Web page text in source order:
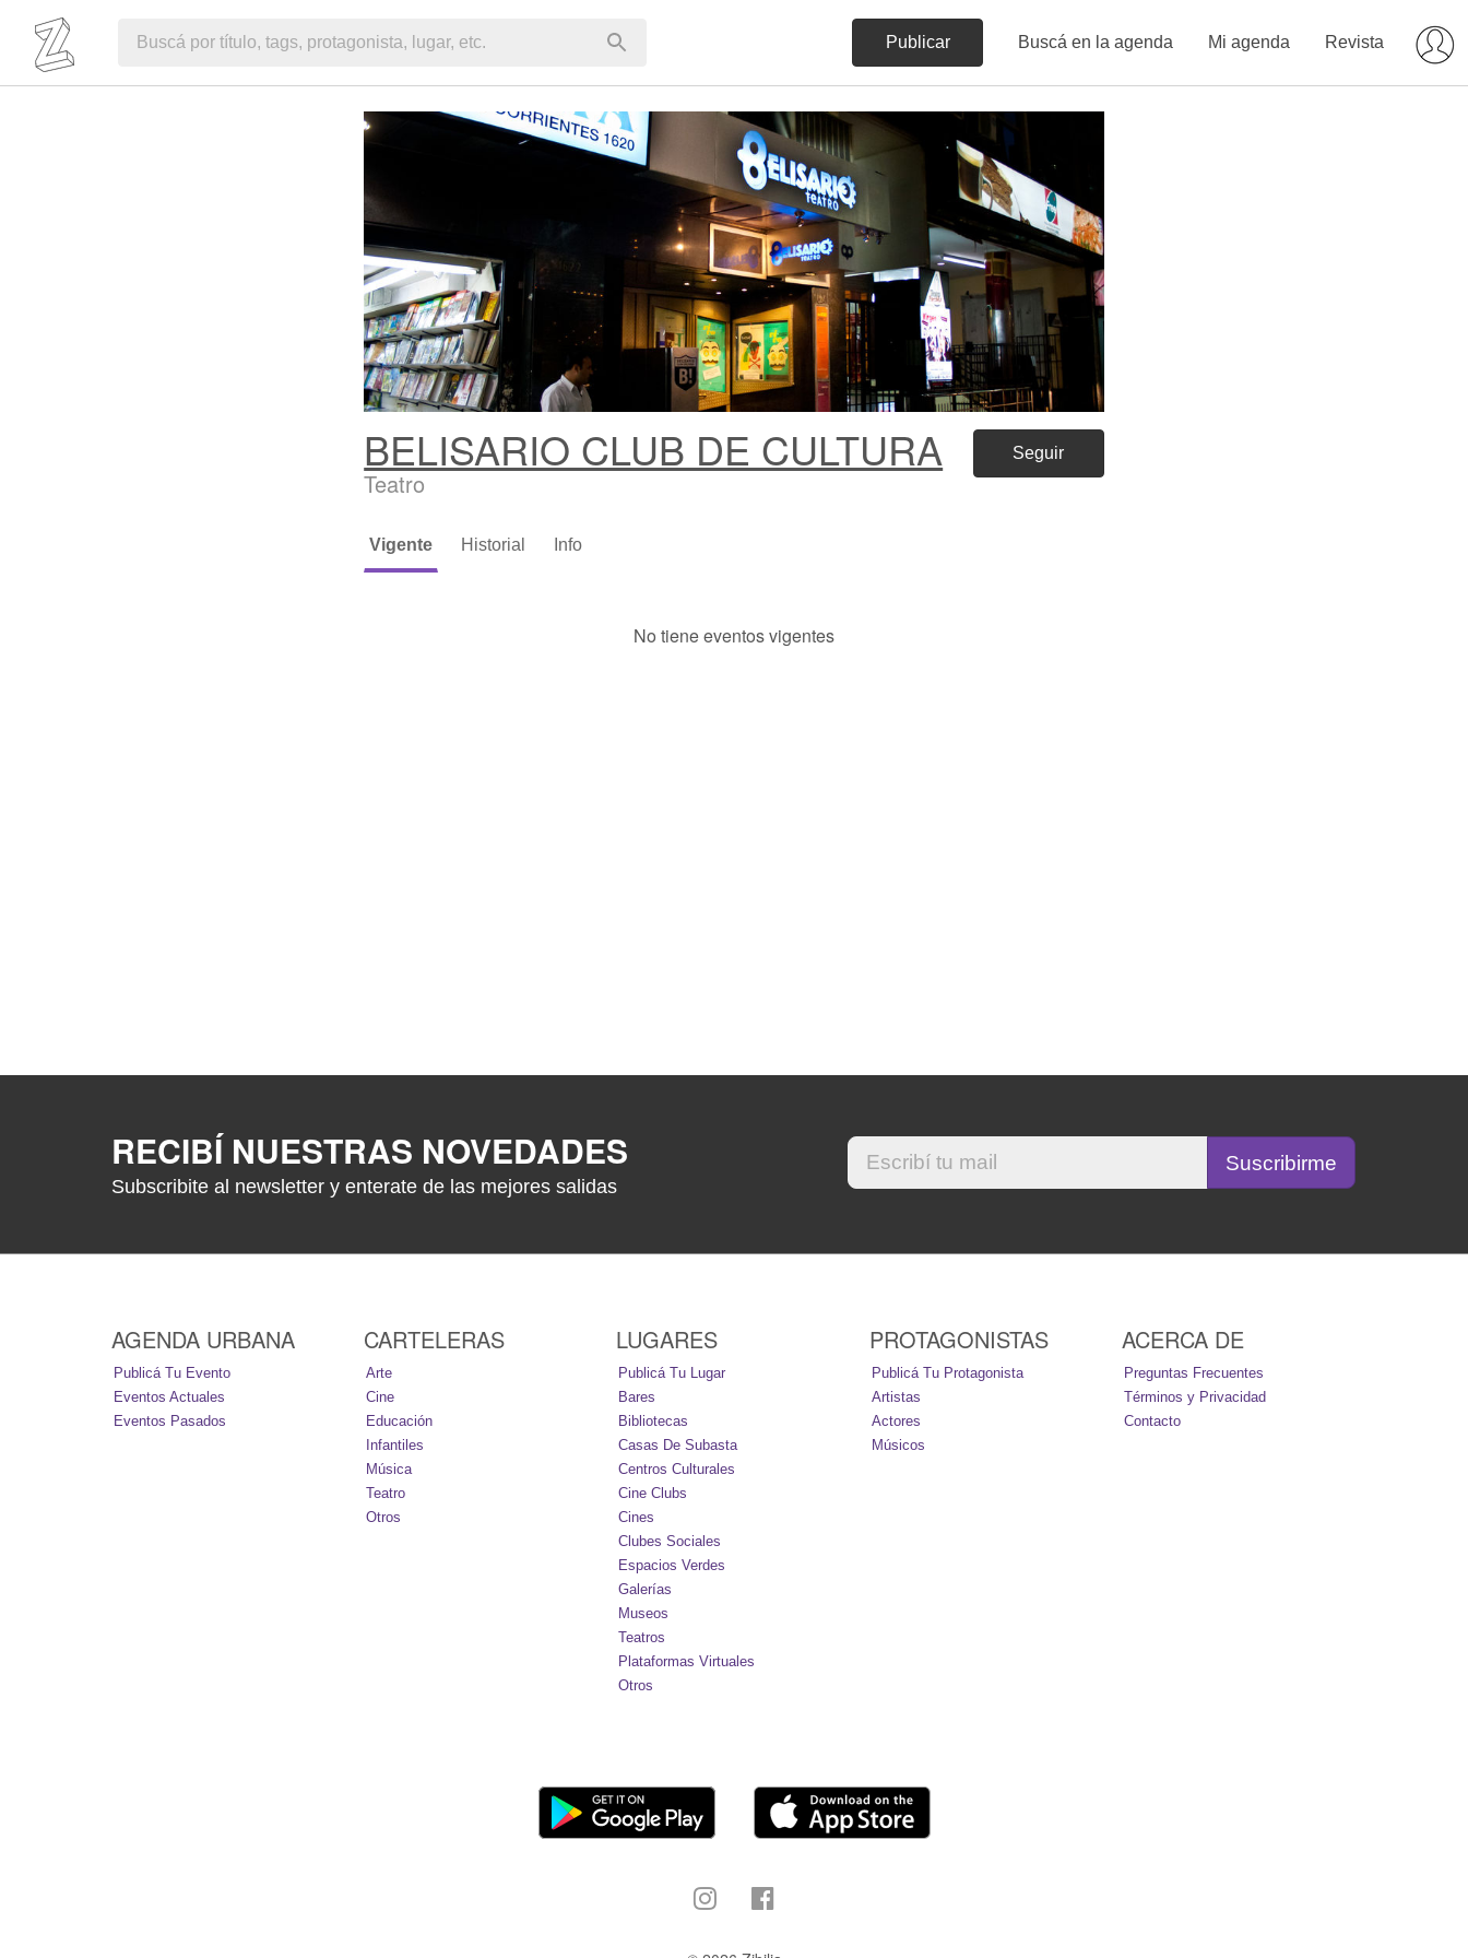
Publicar Buscá en la agenda Mi agenda Revista
Seguir
BELISARIO CLUB DE CULTURA
Teatro
Vigente Historial Info
No tiene eventos vigentes
RECIBÍ NUESTRAS NOVEDADES
Subscribite al newsletter y enterate de las mejores salidas
AGENDA URBANA
Publicá Tu Evento
Eventos Actuales
Eventos Pasados
CARTELERAS
Arte
Cine
Educación
Infantiles
Música
Teatro
Otros
LUGARES
Publicá Tu Lugar
Bares
Bibliotecas
Casas De Subasta
Centros Culturales
Cine Clubs
Cines
Clubes Sociales
Espacios Verdes
Galerías
Museos
Teatros
Plataformas Virtuales
Otros
PROTAGONISTAS
Publicá Tu Protagonista
Artistas
Actores
Músicos
ACERCA DE
Preguntas Frecuentes
Términos y Privacidad
Contacto